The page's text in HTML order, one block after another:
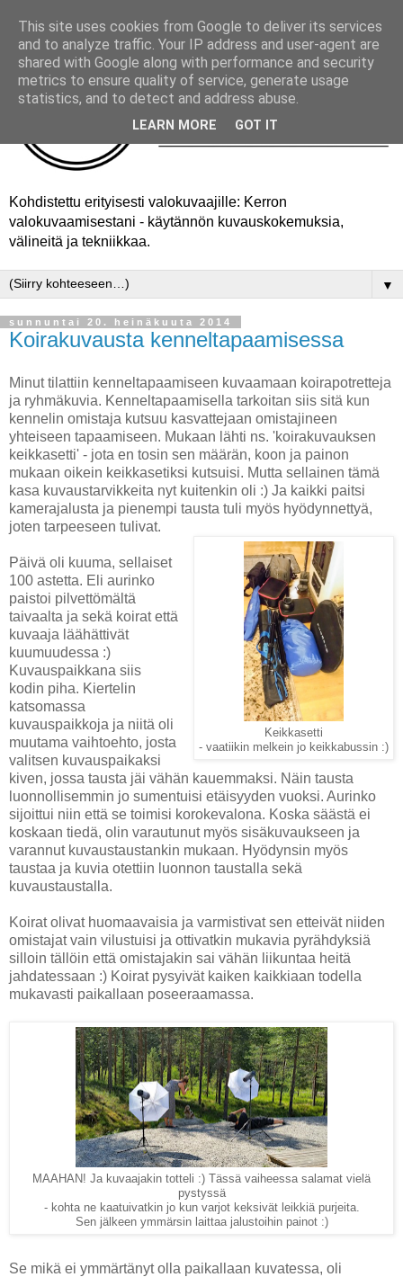
Kohdistettu erityisesti valokuvaajille: Kerron
valokuvaamisestani - käytännön kuvauskokemuksia,
välineitä ja tekniikkaa.
▼
sunnuntai 20. heinäkuuta 2014
Koirakuvausta kenneltapaamisessa
Minut tilattiin kenneltapaamiseen kuvaamaan koirapotretteja
ja ryhmäkuvia. Kenneltapaamisella tarkoitan siis sitä kun
kennelin omistaja kutsuu kasvattejaan omistajineen
yhteiseen tapaamiseen. Mukaan lähti ns. 'koirakuvauksen
keikkasetti' - jota en tosin sen määrän, koon ja painon
mukaan oikein keikkasetiksi kutsuisi. Mutta sellainen tämä
kasa kuvaustarvikkeita nyt kuitenkin oli :) Ja kaikki paitsi
kamerajalusta ja pienempi tausta tuli myös hyödynnettyä,
joten tarpeeseen tulivat.
Keikkasetti
- vaatiikin melkein jo keikkabussin :)
Päivä oli kuuma, sellaiset
100 astetta. Eli aurinko
paistoi pilvettömältä
taivaalta ja sekä koirat että
kuvaaja läähättivät
kuumuudessa :)
Kuvauspaikkana siis
kodin piha. Kiertelin
katsomassa
kuvauspaikkoja ja niitä oli
muutama vaihtoehto, josta
valitsen kuvauspaikaksi
kiven, jossa tausta jäi vähän kauemmaksi. Näin tausta
luonnollisemmin jo sumentuisi etäisyyden vuoksi. Aurinko
sijoittui niin että se toimisi korokevalona. Koska säästä ei
koskaan tiedä, olin varautunut myös sisäkuvaukseen ja
varannut kuvaustaustankin mukaan. Hyödynsin myös
taustaa ja kuvia otettiin luonnon taustalla sekä
kuvaustaustalla.
Koirat olivat huomaavaisia ja varmistivat sen etteivät niiden
omistajat vain vilustuisi ja ottivatkin mukavia pyrähdyksiä
silloin tällöin että omistajakin sai vähän liikuntaa heitä
jahdatessaan :) Koirat pysyivät kaiken kaikkiaan todella
mukavasti paikallaan poseeraamassa.
MAAHAN! Ja kuvaajakin totteli :) Tässä vaiheessa salamat vielä
pystyssä
- kohta ne kaatuivatkin jo kun varjot keksivät leikkiä purjeita.
Sen jälkeen ymmärsin laittaa jalustoihin painot :)
Se mikä ei ymmärtänyt olla paikallaan kuvatessa, oli
This site uses cookies from Google to deliver its services
and to analyze traffic. Your IP address and user-agent are
shared with Google along with performance and security
metrics to ensure quality of service, generate usage
statistics, and to detect and address abuse.
LEARN MORE GOT IT